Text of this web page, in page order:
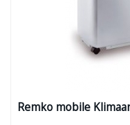
Remko mobile